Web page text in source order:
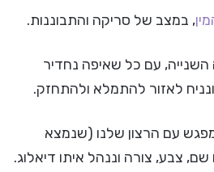
, במצב של סריקה והתבוננות.
עם כל שאיפה נחדיר
לאזור להתמלא ולהתחזק.
עם הרצון שלנו (שנמצא
צבע, צורה וננהל איתו דיאלוג.